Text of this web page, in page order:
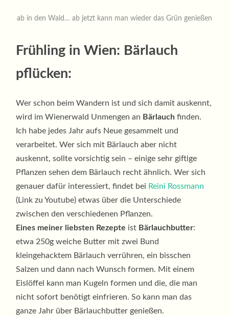
ab in den Wald… ab jetzt kann man wieder das Grün genießen
Frühling in Wien: Bärlauch
pflücken:
Wer schon beim Wandern ist und sich damit auskennt,
wird im Wienerwald Unmengen an Bärlauch finden.
Ich habe jedes Jahr aufs Neue gesammelt und
verarbeitet. Wer sich mit Bärlauch aber nicht
auskennt, sollte vorsichtig sein – einige sehr giftige
Pflanzen sehen dem Bärlauch recht ähnlich. Wer sich
genauer dafür interessiert, findet bei Reini Rossmann
(Link zu Youtube) etwas über die Unterschiede
zwischen den verschiedenen Pflanzen.
Eines meiner liebsten Rezepte ist Bärlauchbutter:
etwa 250g weiche Butter mit zwei Bund
kleingehacktem Bärlauch verrühren, ein bisschen
Salzen und dann nach Wunsch formen. Mit einem
Eislöffel kann man Kugeln formen und die, die man
nicht sofort benötigt einfrieren. So kann man das
ganze Jahr über Bärlauchbutter genießen.